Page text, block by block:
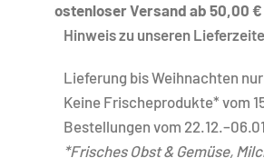
Kostenloser Versand ab 50,00 €
Hinweis zu unseren
Lieferung bis Weihnachten
Keine Frischeprodukte* vom
Bestellungen vom
*Frisches Obst & Gemüse,